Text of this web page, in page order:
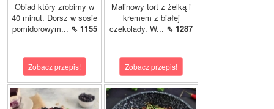
Obiad który zrobimy w
40 minut. Dorsz w sosie
pomidorowym... ⇖ 1155
Zobacz przepis!
Malinowy tort z żelką i
kremem z białej
czekolady. W... ⇖ 1287
Zobacz przepis!